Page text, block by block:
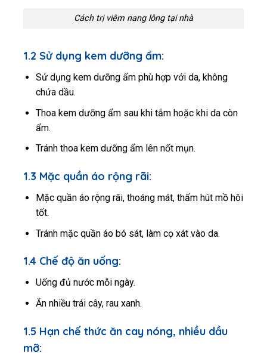
Cách trị viêm nang lông tại nhà
1.2 Sử dụng kem dưỡng ẩm:
Sử dụng kem dưỡng ẩm phù hợp với da, không
chứa dầu.
Thoa kem dưỡng ẩm sau khi tắm hoặc khi da còn
ẩm.
Tránh thoa kem dưỡng ẩm lên nốt mụn.
1.3 Mặc quần áo rộng rãi:
Mặc quần áo rộng rãi, thoáng mát, thấm hút mồ hôi
tốt.
Tránh mặc quần áo bó sát, làm cọ xát vào da.
1.4 Chế độ ăn uống:
Uống đủ nước mỗi ngày.
Ăn nhiều trái cây, rau xanh.
1.5 Hạn chế thức ăn cay nóng, nhiều dầu
mỡ: